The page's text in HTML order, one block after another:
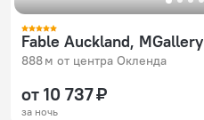
Fable Auckland, MGallery
888 м от центра Окленда
от 10 737 ₽
за ночь